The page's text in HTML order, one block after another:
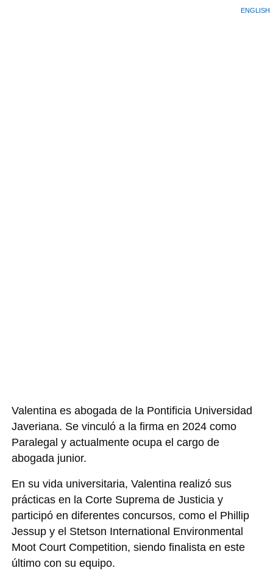
ENGLISH
Valentina es abogada de la Pontificia Universidad
Javeriana. Se vinculó a la firma en 2024 como
Paralegal y actualmente ocupa el cargo de
abogada junior.
En su vida universitaria, Valentina realizó sus
prácticas en la Corte Suprema de Justicia y
participó en diferentes concursos, como el Phillip
Jessup y el Stetson International Environmental
Moot Court Competition, siendo finalista en este
último con su equipo.